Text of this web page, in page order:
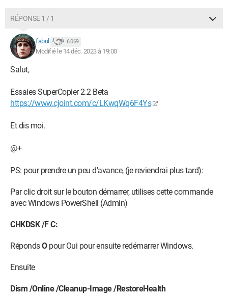
RÉPONSE 1 / 1
fabul 6 069
Modifié le 14 déc. 2023 à 19:00
Salut,
Essaies SuperCopier 2.2 Beta
https://www.cjoint.com/c/LKwqWq6F4Ys
Et dis moi.
@+
PS: pour prendre un peu d'avance, (je reviendrai plus tard):
Par clic droit sur le bouton démarrer, utilises cette commande
avec Windows PowerShell (Admin)
CHKDSK /F C:
RépondsOpour Oui pour ensuite redémarrer Windows.
Ensuite
Dism /Online /Cleanup-Image /RestoreHealth